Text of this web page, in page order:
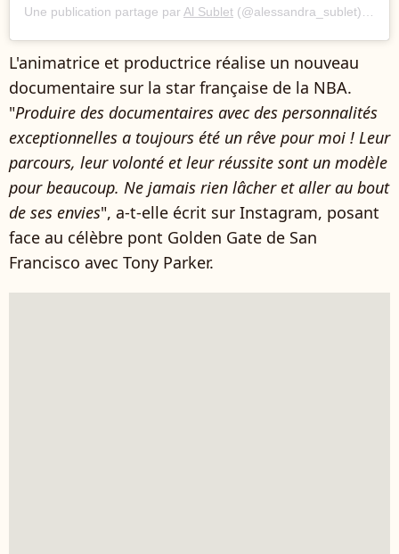
Une publication partage par Al Sublet (@alessandra_sublet) le
L'animatrice et productrice réalise un nouveau
documentaire sur la star française de la NBA.
"Produire des documentaires avec des personnalités
exceptionnelles a toujours été un rêve pour moi ! Leur
parcours, leur volonté et leur réussite sont un modèle
pour beaucoup. Ne jamais rien lâcher et aller au bout
de ses envies", a-t-elle écrit sur Instagram, posant
face au célèbre pont Golden Gate de San
Francisco avec Tony Parker.